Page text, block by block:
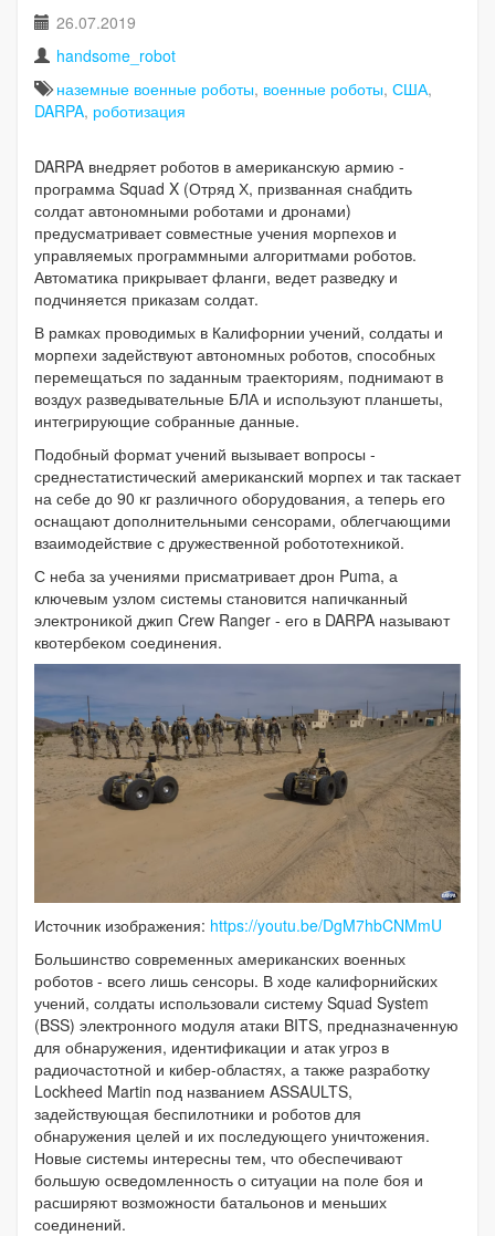
26.07.2019
handsome_robot
наземные военные роботы, военные роботы, США,
DARPA, роботизация
DARPA внедряет роботов в американскую армию -
программа Squad X (Отряд Х, призванная снабдить
солдат автономными роботами и дронами)
предусматривает совместные учения морпехов и
управляемых программными алгоритмами роботов.
Автоматика прикрывает фланги, ведет разведку и
подчиняется приказам солдат.
В рамках проводимых в Калифорнии учений, солдаты и
морпехи задействуют автономных роботов, способных
перемещаться по заданным траекториям, поднимают в
воздух разведывательные БЛА и используют планшеты,
интегрирующие собранные данные.
Подобный формат учений вызывает вопросы -
среднестатистический американский морпех и так таскает
на себе до 90 кг различного оборудования, а теперь его
оснащают дополнительными сенсорами, облегчающими
взаимодействие с дружественной робототехникой.
С неба за учениями присматривает дрон Puma, а
ключевым узлом системы становится напичканный
электроникой джип Crew Ranger - его в DARPA называют
квотербеком соединения.
Источник изображения: https://youtu.be/DgM7hbCNMmU
Большинство современных американских военных
роботов - всего лишь сенсоры. В ходе калифорнийских
учений, солдаты использовали систему Squad System
(BSS) электронного модуля атаки BITS, предназначенную
для обнаружения, идентификации и атак угроз в
радиочастотной и кибер-областях, а также разработку
Lockheed Martin под названием ASSAULTS,
задействующая беспилотники и роботов для
обнаружения целей и их последующего уничтожения.
Новые системы интересны тем, что обеспечивают
большую осведомленность о ситуации на поле боя и
расширяют возможности батальонов и меньших
соединений.